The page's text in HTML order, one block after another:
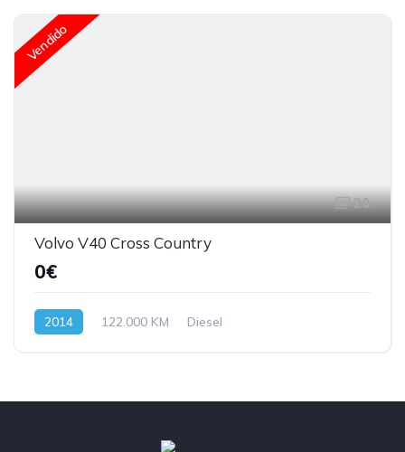
Vendido
20
Volvo V40 Cross Country
0€
2014 122.000 KM Diesel